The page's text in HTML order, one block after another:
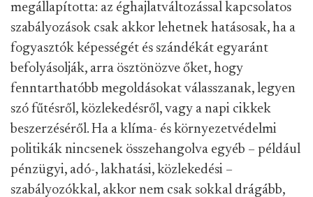
megállapította: az éghajlatváltozással kapcsolatos
szabályozások csak akkor lehetnek hatásosak, ha a
fogyasztók képességét és szándékát egyaránt
befolyásolják, arra ösztönözve őket, hogy
fenntarthatóbb megoldásokat válasszanak, legyen
szó fűtésről, közlekedésről, vagy a napi cikkek
beszerzéséről. Ha a klíma- és környezetvédelmi
politikák nincsenek összehangolva egyéb – például
pénzügyi, adó-, lakhatási, közlekedési –
szabályozókkal, akkor nem csak sokkal drágább,